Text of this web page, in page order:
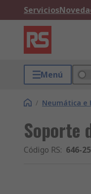
Servicios
Menú
/ Neumática e
Soporte
Código RS: 646-